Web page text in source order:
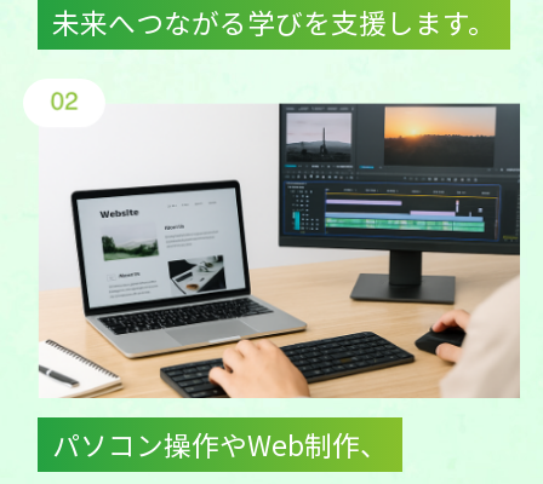
未来へつながる学びを支援します。
パソコン操作やWeb制作、